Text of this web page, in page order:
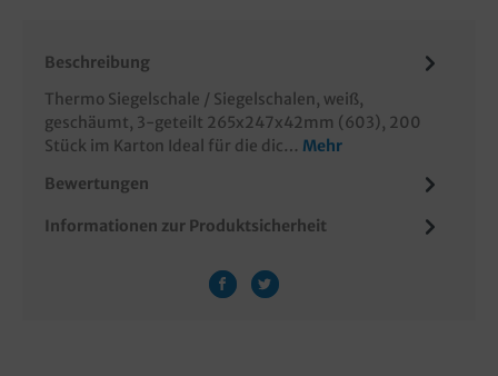
Beschreibung
Thermo Siegelschale / Siegelschalen, weiß,
geschäumt, 3-geteilt 265x247x42mm (603), 200
Stück im Karton Ideal für die dic… Mehr
Bewertungen
Informationen zur Produktsicherheit